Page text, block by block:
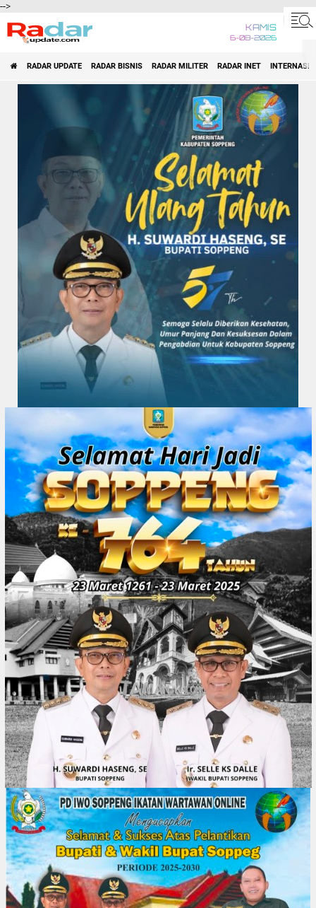
-->
KAMIS
6-08-2026
RADAR UPDATE RADAR BISNIS RADAR MILITER RADAR INET